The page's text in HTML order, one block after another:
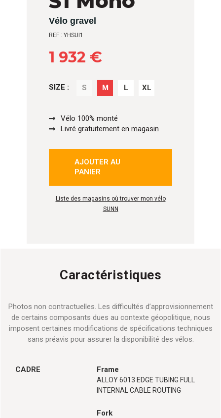
Vélo gravel
REF : YHSUI1
1 932 €
SIZE : S M L XL
Vélo 100% monté
Livré gratuitement en magasin
AJOUTER AU
PANIER
Liste des magasins où trouver mon vélo
SUNN
Caractéristiques
Photos non contractuelles. Les difficultés d’approvisionnement
de certains composants dues au contexte géopolitique, nous
imposent certaines modifications de spécifications techniques
sans préavis pour assurer la disponibilité des vélos.
CADRE Frame
ALLOY 6013 EDGE TUBING FULL
INTERNAL CABLE ROUTING
Fork